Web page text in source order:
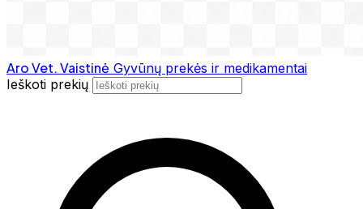
Aro Vet. Vaistinė Gyvūnų prekės ir medikamentai
Ieškoti prekių